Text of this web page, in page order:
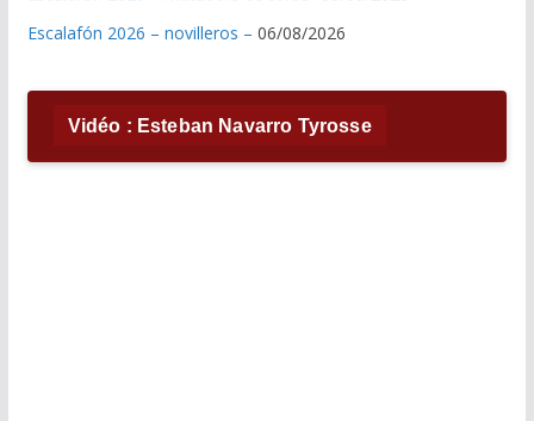
Escalafón 2026 – novilleros – 06/08/2026
Vidéo : Esteban Navarro Tyrosse